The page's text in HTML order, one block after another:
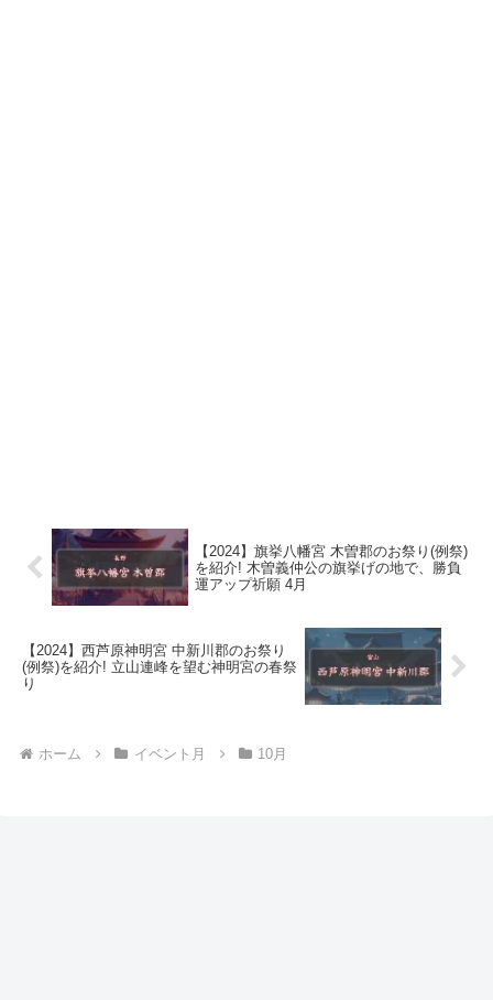
【2024】旗挙八幡宮 木曽郡のお祭り(例祭)
を紹介! 木曽義仲公の旗挙げの地で、勝負
運アップ祈願 4月
【2024】西芦原神明宮 中新川郡のお祭り
(例祭)を紹介! 立山連峰を望む神明宮の春祭
り
ホーム イベント月 10月